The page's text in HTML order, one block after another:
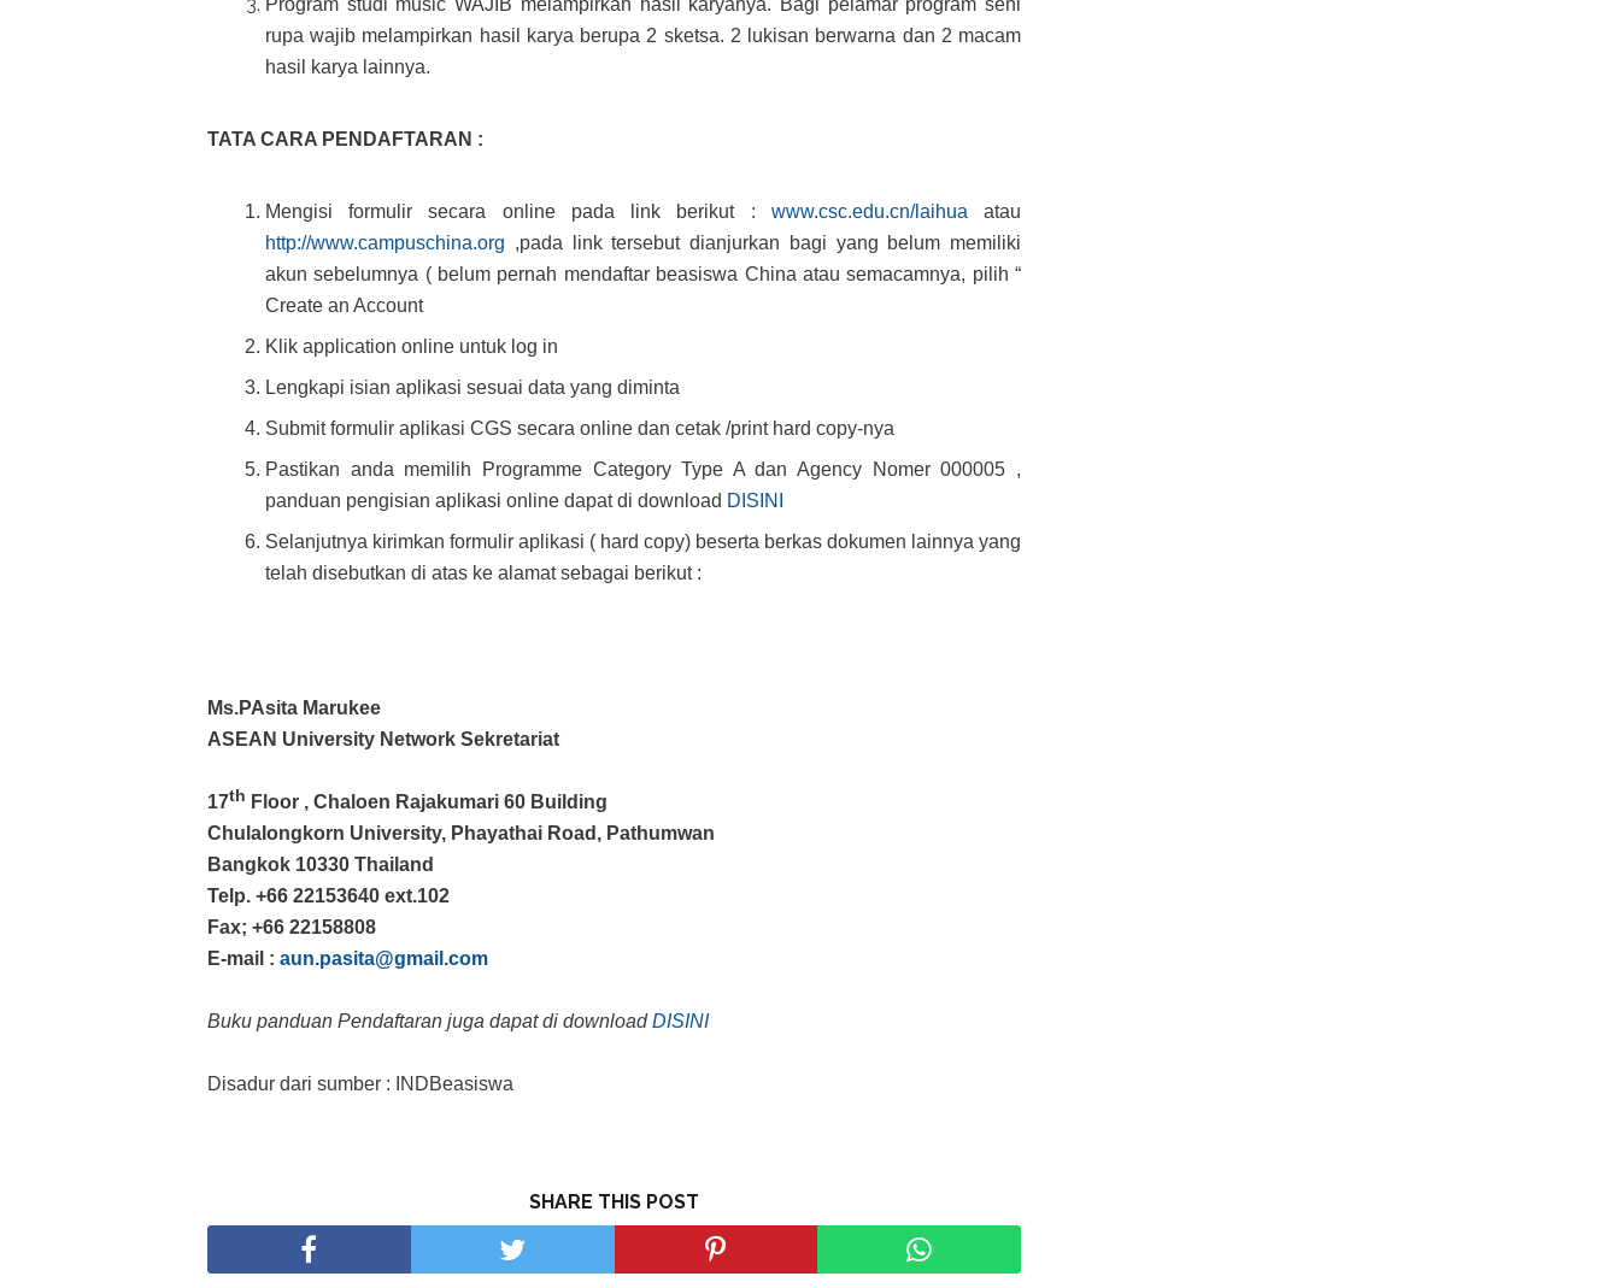
rupa wajib melampirkan hasil karya berupa 2 sketsa. 2 lukisan berwarna dan 2 macam
hasil karya lainnya.
TATA CARA PENDAFTARAN :
Mengisi formulir secara online pada link berikut : www.csc.edu.cn/laihua atau
http://www.campuschina.org ,pada link tersebut dianjurkan bagi yang belum memiliki
akun sebelumnya ( belum pernah mendaftar beasiswa China atau semacamnya, pilih “
Create an Account
Klik application online untuk log in
Lengkapi isian aplikasi sesuai data yang diminta
Submit formulir aplikasi CGS secara online dan cetak /print hard copy-nya
Pastikan anda memilih Programme Category Type A dan Agency Nomer 000005 ,
panduan pengisian aplikasi online dapat di download DISINI
Selanjutnya kirimkan formulir aplikasi ( hard copy) beserta berkas dokumen lainnya yang
telah disebutkan di atas ke alamat sebagai berikut :
Ms.PAsita Marukee
ASEAN University Network Sekretariat
17th Floor , Chaloen Rajakumari 60 Building
Chulalongkorn University, Phayathai Road, Pathumwan
Bangkok 10330 Thailand
Telp. +66 22153640 ext.102
Fax; +66 22158808
E-mail : aun.pasita@gmail.com
Buku panduan Pendaftaran juga dapat di downloadDISINI
Disadur dari sumber : INDBeasiswa
SHARE THIS POST